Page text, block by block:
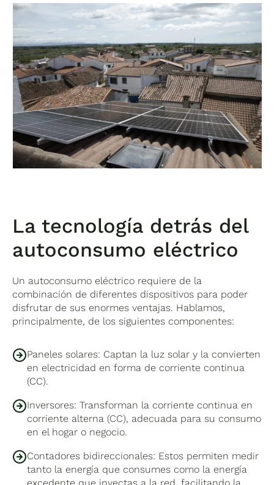
La tecnología detrás del
autoconsumo eléctrico
Un autoconsumo eléctrico requiere de la
combinación de diferentes dispositivos para poder
disfrutar de sus enormes ventajas. Hablamos,
principalmente, de los siguientes componentes:
Paneles solares: Captan la luz solar y la convierten
en electricidad en forma de corriente continua
(CC).
Inversores: Transforman la corriente continua en
corriente alterna (CC), adecuada para su consumo
en el hogar o negocio.
Contadores bidireccionales: Estos permiten medir
tanto la energía que consumes como la energía